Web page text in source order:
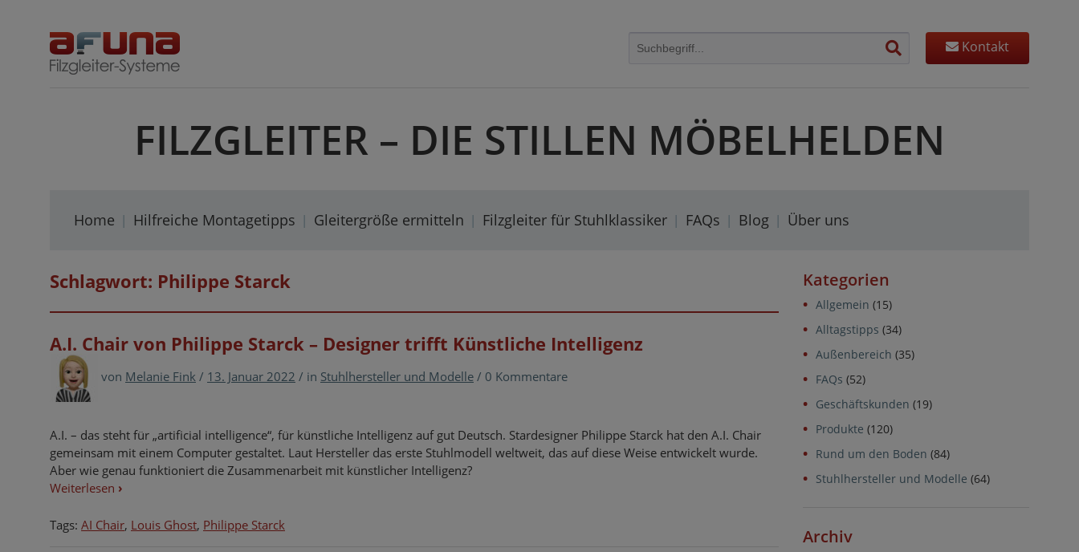
Kontakt
FILZGLEITER – DIE STILLEN MÖBELHELDEN
Home Hilfreiche Montagetipps Gleitergröße ermitteln Filzgleiter für Stuhlklassiker FAQs Blog Über uns
Schlagwort: Philippe Starck
A.I. Chair von Philippe Starck – Designer trifft Künstliche Intelligenz
von Melanie Fink / 13. Januar 2022 / in Stuhlhersteller und Modelle / 0 Kommentare
A.I. – das steht für „artificial intelligence“, für künstliche Intelligenz auf gut Deutsch. Stardesigner Philippe Starck hat den A.I. Chair
gemeinsam mit einem Computer gestaltet. Laut Hersteller das erste Stuhlmodell weltweit, das auf diese Weise entwickelt wurde.
Aber wie genau funktioniert die Zusammenarbeit mit künstlicher Intelligenz?
Weiterlesen ›
Tags: AI Chair, Louis Ghost, Philippe Starck
Kategorien
Allgemein (15)
Alltagstipps (34)
Außenbereich (35)
FAQs (52)
Geschäftskunden (19)
Produkte (120)
Rund um den Boden (84)
Stuhlhersteller und Modelle (64)
Archiv